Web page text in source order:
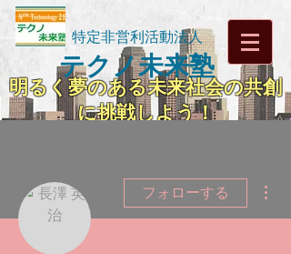
特定非営利活動法人
テクノ未来塾
明るく夢のある未来社会の共創
に挑戦しよう！
フォローする